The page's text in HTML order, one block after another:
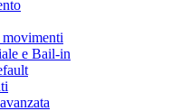
e Bail-in